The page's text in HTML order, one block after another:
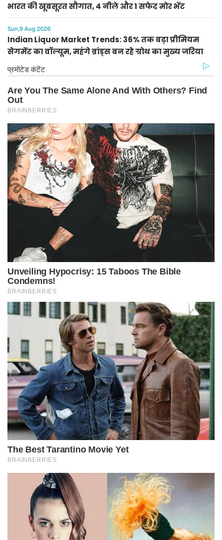
भारत की खूबसूरत सौगात, 4 नीले और 1 सफेद मोर भेंट
Sun,9 Aug 2026
Indian Liquor Market Trends: 36% तक बढ़ा प्रीमियम
सेगमेंट का वॉल्यूम, महंगे ब्रांड्स बन रहे ग्रोथ का मुख्य जरिया